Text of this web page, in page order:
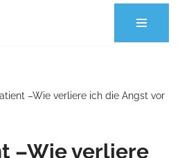
–Wie verliere ich die Angst vor
–Wie verliere